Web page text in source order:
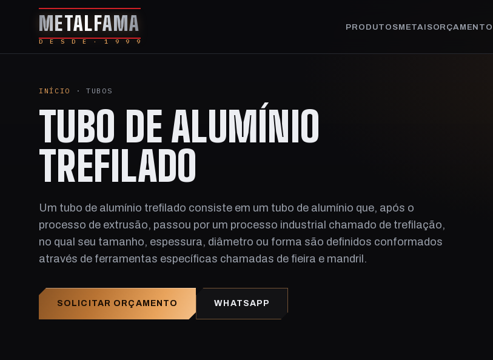
METALFAMA
D E S D E · 1 9 9 9
PRODUTOSMETAISORÇAMENTO
INÍCIO · TUBOS
TUBO DE ALUMÍNIO
TREFILADO
Um tubo de alumínio trefilado consiste em um tubo de alumínio que, após o
processo de extrusão, passou por um processo industrial chamado de trefilação,
no qual seu tamanho, espessura, diâmetro ou forma são definidos conformados
através de ferramentas específicas chamadas de fieira e mandril.
SOLICITAR ORÇAMENTO WHATSAPP